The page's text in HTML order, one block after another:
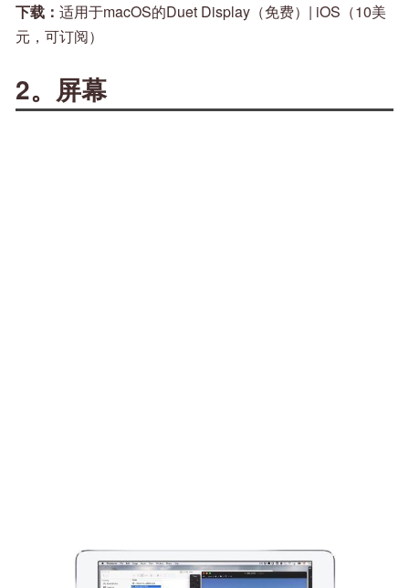
下载： 适用于macOS的Duet Display（免费）| iOS（10美
元，可订阅）
2。屏幕